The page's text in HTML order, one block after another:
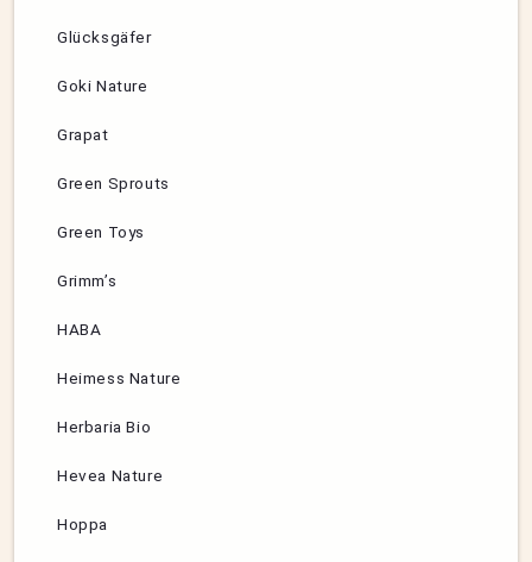
Glücksgäfer
Goki Nature
Grapat
Green Sprouts
Green Toys
Grimm’s
HABA
Heimess Nature
Herbaria Bio
Hevea Nature
Hoppa